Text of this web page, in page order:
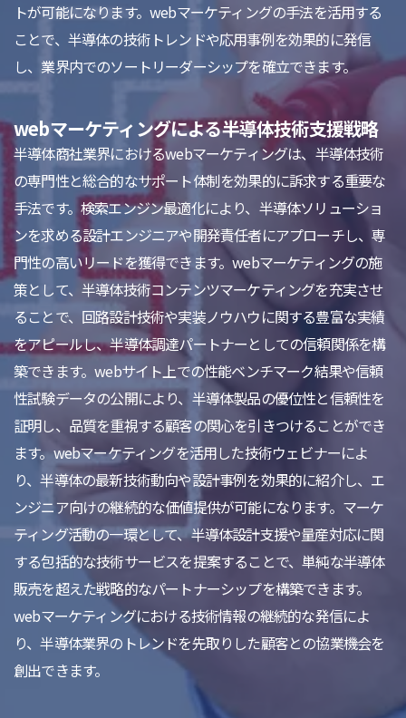
トが可能になります。webマーケティングの手法を活用する
ことで、半導体の技術トレンドや応用事例を効果的に発信
し、業界内でのソートリーダーシップを確立できます。
webマーケティングによる半導体技術支援戦略
半導体商社業界におけるwebマーケティングは、半導体技術
の専門性と総合的なサポート体制を効果的に訴求する重要な
手法です。検索エンジン最適化により、半導体ソリューショ
ンを求める設計エンジニアや開発責任者にアプローチし、専
門性の高いリードを獲得できます。webマーケティングの施
策として、半導体技術コンテンツマーケティングを充実させ
ることで、回路設計技術や実装ノウハウに関する豊富な実績
をアピールし、半導体調達パートナーとしての信頼関係を構
築できます。webサイト上での性能ベンチマーク結果や信頼
性試験データの公開により、半導体製品の優位性と信頼性を
証明し、品質を重視する顧客の関心を引きつけることができ
ます。webマーケティングを活用した技術ウェビナーによ
り、半導体の最新技術動向や設計事例を効果的に紹介し、エ
ンジニア向けの継続的な価値提供が可能になります。マーケ
ティング活動の一環として、半導体設計支援や量産対応に関
する包括的な技術サービスを提案することで、単純な半導体
販売を超えた戦略的なパートナーシップを構築できます。
webマーケティングにおける技術情報の継続的な発信によ
り、半導体業界のトレンドを先取りした顧客との協業機会を
創出できます。